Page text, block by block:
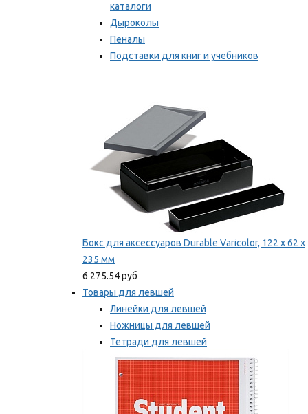
каталоги
Дыроколы
Пеналы
Подставки для книг и учебников
Бокс для аксессуаров Durable Varicolor, 122 x 62 x
235 мм
6 275.54 руб
Товары для левшей
Линейки для левшей
Ножницы для левшей
Тетради для левшей
Точилки для левшей
Мы рекомендуем